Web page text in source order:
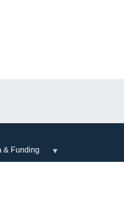
& Funding